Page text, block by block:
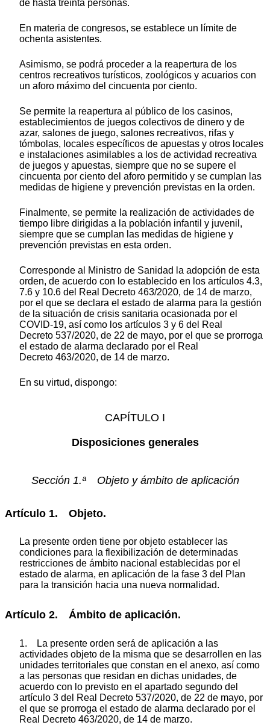
de hasta treinta personas.
En materia de congresos, se establece un límite de
ochenta asistentes.
Asimismo, se podrá proceder a la reapertura de los
centros recreativos turísticos, zoológicos y acuarios con
un aforo máximo del cincuenta por ciento.
Se permite la reapertura al público de los casinos,
establecimientos de juegos colectivos de dinero y de
azar, salones de juego, salones recreativos, rifas y
tómbolas, locales específicos de apuestas y otros locales
e instalaciones asimilables a los de actividad recreativa
de juegos y apuestas, siempre que no se supere el
cincuenta por ciento del aforo permitido y se cumplan las
medidas de higiene y prevención previstas en la orden.
Finalmente, se permite la realización de actividades de
tiempo libre dirigidas a la población infantil y juvenil,
siempre que se cumplan las medidas de higiene y
prevención previstas en esta orden.
Corresponde al Ministro de Sanidad la adopción de esta
orden, de acuerdo con lo establecido en los artículos 4.3,
7.6 y 10.6 del Real Decreto 463/2020, de 14 de marzo,
por el que se declara el estado de alarma para la gestión
de la situación de crisis sanitaria ocasionada por el
COVID-19, así como los artículos 3 y 6 del Real
Decreto 537/2020, de 22 de mayo, por el que se prorroga
el estado de alarma declarado por el Real
Decreto 463/2020, de 14 de marzo.
En su virtud, dispongo:
CAPÍTULO I
Disposiciones generales
Sección 1.ª Objeto y ámbito de aplicación
Artículo 1. Objeto.
La presente orden tiene por objeto establecer las
condiciones para la flexibilización de determinadas
restricciones de ámbito nacional establecidas por el
estado de alarma, en aplicación de la fase 3 del Plan
para la transición hacia una nueva normalidad.
Artículo 2. Ámbito de aplicación.
1. La presente orden será de aplicación a las
actividades objeto de la misma que se desarrollen en las
unidades territoriales que constan en el anexo, así como
a las personas que residan en dichas unidades, de
acuerdo con lo previsto en el apartado segundo del
artículo 3 del Real Decreto 537/2020, de 22 de mayo, por
el que se prorroga el estado de alarma declarado por el
Real Decreto 463/2020, de 14 de marzo.